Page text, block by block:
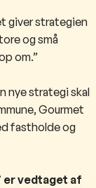
giver strategien
og små
om.”
nye strategi skal
Gourmet
fastholde og
er vedtaget af